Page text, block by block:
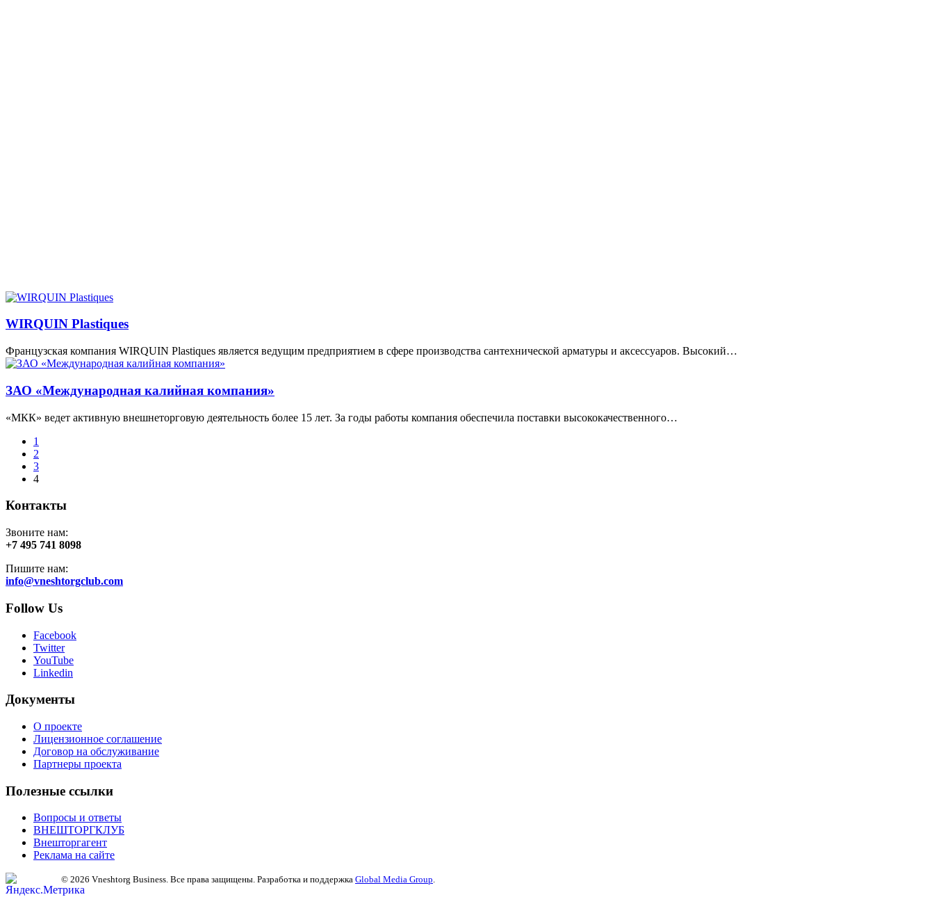
WIRQUIN Plastiques
Французская компания WIRQUIN Plastiques является ведущим предприятием в сфере производства сантехнической арматуры и аксессуаров. Высокий…
ЗАО «Международная калийная компания»
«МКК» ведет активную внешнеторговую деятельность более 15 лет. За годы работы компания обеспечила поставки высококачественного…
1
2
3
4
Контакты
Звоните нам:
+7 495 741 8098
Пишите нам:
info@vneshtorgclub.com
Follow Us
Facebook
Twitter
YouTube
Linkedin
Документы
О проекте
Лицензионное соглашение
Договор на обслуживание
Партнеры проекта
Полезные ссылки
Вопросы и ответы
ВНЕШТОРГКЛУБ
Внешторгагент
Реклама на сайте
© 2026 Vneshtorg Business. Все права защищены. Разработка и поддержка Global Media Group.